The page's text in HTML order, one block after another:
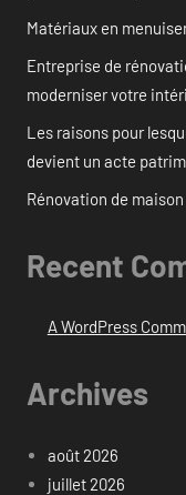
Matériaux en
Entreprise de
moderniser votre
Les raisons pour
devient un acte
Rénovation de
Recent
A WordPress
Archives
août 2026
juillet 2026